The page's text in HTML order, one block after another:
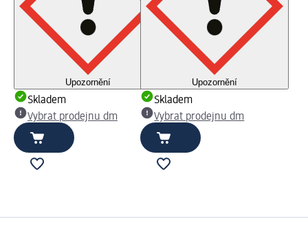
Upozornění
Skladem
Vybrat prodejnu dm
Upozornění
Skladem
Vybrat prodejnu dm